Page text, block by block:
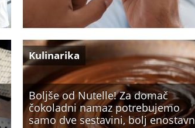
Boljše od Nutelle! Za domač
čokoladni namaz potrebujemo
samo dve sestavini, bolj
Kulinarika